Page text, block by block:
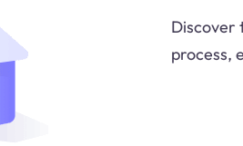
Discover
process,